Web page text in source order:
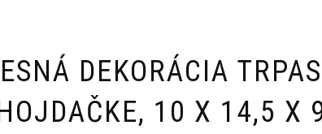
DEKORÁCIA
10 X 14,5 X